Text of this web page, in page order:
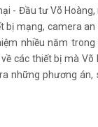
- Đầu tư Võ
mạng, camera an
nhiều năm
các thiết bị mà Võ
những phương án,